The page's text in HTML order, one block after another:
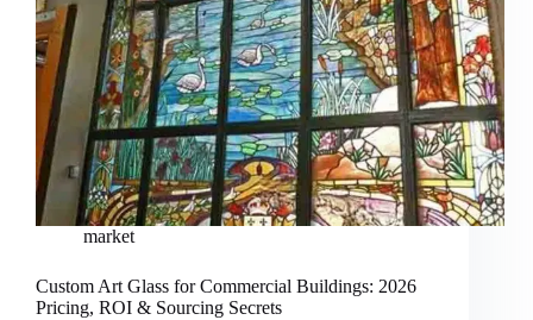
market
Custom Art Glass for Commercial Buildings: 2026
Pricing, ROI & Sourcing Secrets